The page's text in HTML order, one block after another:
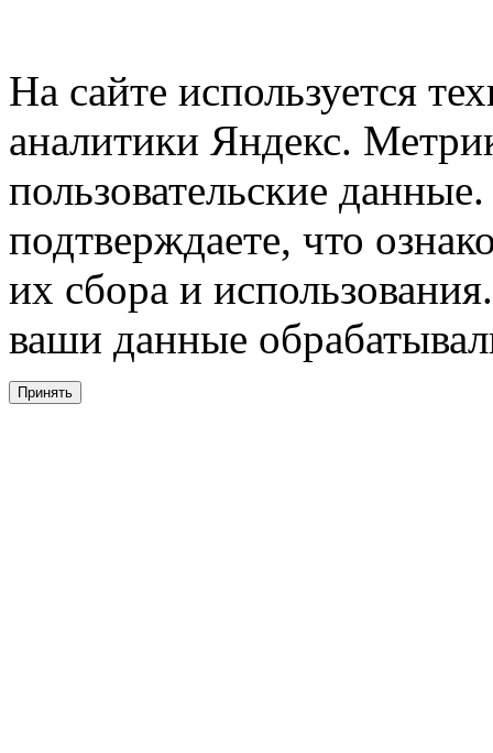
На сайте используется
аналитики Яндекс.
пользовательские
подтверждаете, что
их сбора и
ваши данные
Принять